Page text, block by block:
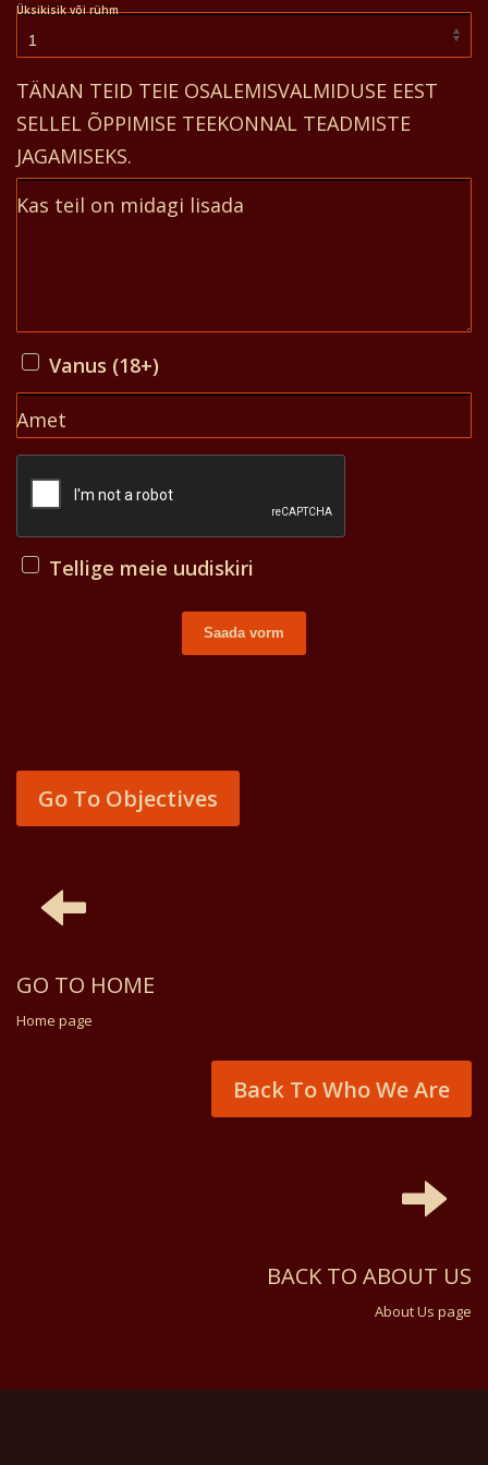
Üksikisik või rühm
TÄNAN TEID TEIE OSALEMISVALMIDUSE EEST
SELLEL ÕPPIMISE TEEKONNAL TEADMISTE
JAGAMISEKS.
Kas teil on midagi lisada
Vanus (18+)
Amet
Tellige meie uudiskiri
Saada vorm
Go To Objectives
GO TO HOME
Home page
Back To Who We Are
BACK TO ABOUT US
About Us page